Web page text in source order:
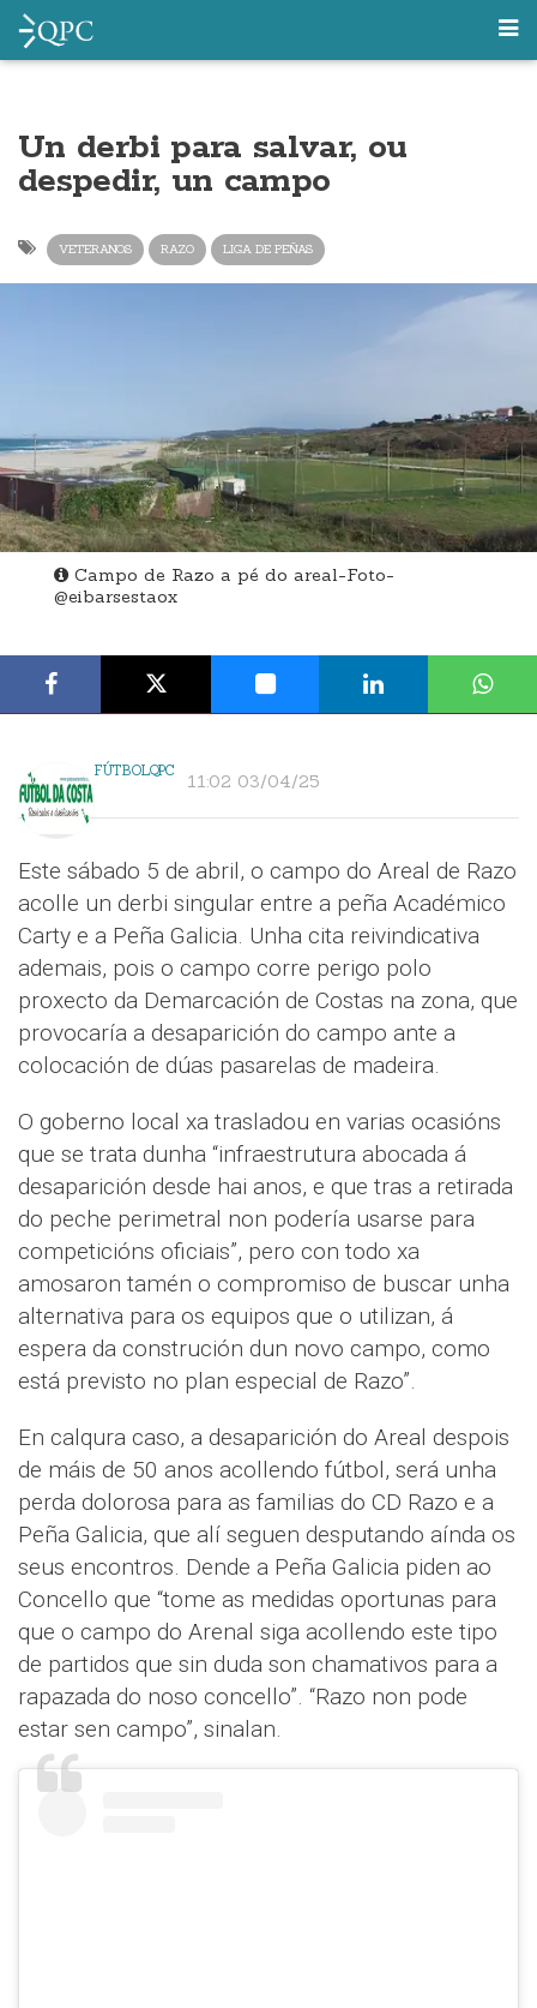
Un derbi para salvar, ou
despedir, un campo
VETERANOS RAZO LIGA DE PEÑAS
Campo de Razo a pé do areal-Foto-
@eibarsestaox
FÚTBOLQPC 11:02 03/04/25
Este sábado 5 de abril, o campo do Areal de Razo
acolle un derbi singular entre a peña Académico
Carty e a Peña Galicia. Unha cita reivindicativa
ademais, pois o campo corre perigo polo
proxecto da Demarcación de Costas na zona, que
provocaría a desaparición do campo ante a
colocación de dúas pasarelas de madeira.
O goberno local xa trasladou en varias ocasións
que se trata dunha “infraestrutura abocada á
desaparición desde hai anos, e que tras a retirada
do peche perimetral non podería usarse para
competicións oficiais”, pero con todo xa
amosaron tamén o compromiso de buscar unha
alternativa para os equipos que o utilizan, á
espera da construción dun novo campo, como
está previsto no plan especial de Razo”.
En calqura caso, a desaparición do Areal despois
de máis de 50 anos acollendo fútbol, será unha
perda dolorosa para as familias do CD Razo e a
Peña Galicia, que alí seguen desputando aínda os
seus encontros. Dende a Peña Galicia piden ao
Concello que “tome as medidas oportunas para
que o campo do Arenal siga acollendo este tipo
de partidos que sin duda son chamativos para a
rapazada do noso concello”. “Razo non pode
estar sen campo”, sinalan.